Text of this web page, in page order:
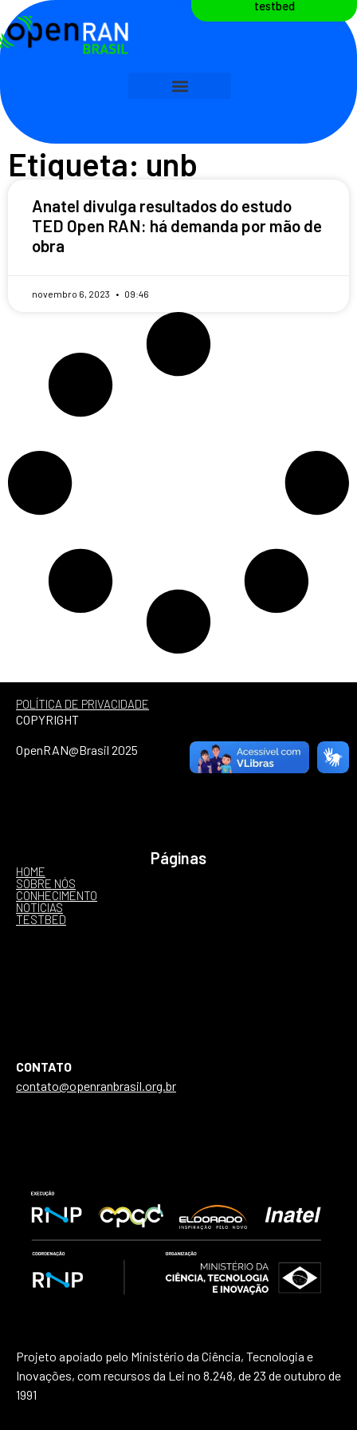
testbed
Etiqueta: unb
Anatel divulga resultados do estudo
TED Open RAN: há demanda por mão de
obra
novembro 6, 2023 09:46
POLÍTICA DE PRIVACIDADE
COPYRIGHT
OpenRAN@Brasil 2025
Páginas
HOME
SOBRE NÓS
CONHECIMENTO
NOTÍCIAS
TESTBED
CONTATO
contato@openranbrasil.org.br
Projeto apoiado pelo Ministério da Ciência, Tecnologia e
Inovações, com recursos da Lei no 8.248, de 23 de outubro de
1991